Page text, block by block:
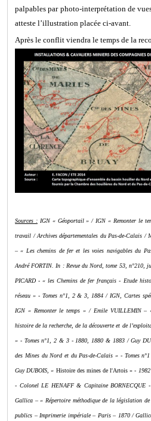
palpables par photo-interprétation de
atteste l’illustration placée ci-avant.
Après le conflit viendra le temps de la
Sources :IGN « Géoportail » / IGN « Remonter le
travail / Archives départementales du Pas-de-Calais /
– « Les chemins de fer et les voies navigables du
André FORTIN. In : Revue du Nord, tome 53, n°210,
PICARD - « les Chemins de fer français - Etude
réseau » - Tomes n°1, 2 & 3, 1884 / IGN, Cartes
IGN « Remonter le temps » / Emile VUILLEMIN –
histoire de la recherche, de la découverte et de
» - Tomes n°1, 2 & 3 - 1880, 1880 & 1883 / Guy
des Mines du Nord et du Pas-de-Calais » - Tomes
Guy DUBOIS, « Histoire des mines de l'Artois » -
- Colonel LE HENAFF & Capitaine
Gallica – « Répertoire méthodique de la législation
publics – Imprimerie impériale – Paris – 1870 /